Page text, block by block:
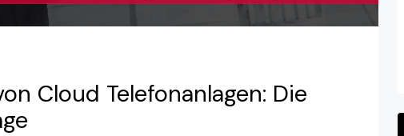
Cloud Telefonanlagen: Die